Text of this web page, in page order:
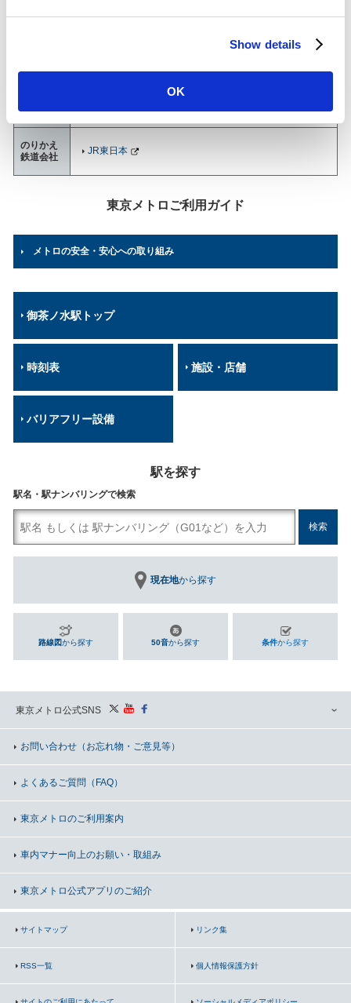
Show details
OK
他鉄道との直結連絡駅及び共用している駅の乗降人員は
東京都文京区湯島1-5-8
03-3811-7012（駅事務室）
のりかえ
鉄道会社
JR東日本
東京メトロご利用ガイド
メトロの安全・安心への取り組み
御茶ノ水駅トップ
時刻表 施設・店舗
バリアフリー設備
駅を探す
駅名・駅ナンバリングで検索
路線図から探す 50音から探す 条件から探す
現在地から探す
東京メトロ公式SNS
お問い合わせ （お忘れ物・ご意見等）
よくあるご質問（FAQ）
東京メトロのご利用案内
車内マナー向上のお願い・取組み
東京メトロ公式アプリのご紹介
サイトマップ リンク集
RSS一覧 個人情報保護方針